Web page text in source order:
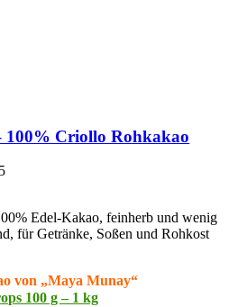
100% Criollo Rohkakao
Edel-Kakao, feinherb und wenig
für Getränke, Soßen und Rohkost
von „Maya Munay“
100 g – 1 kg